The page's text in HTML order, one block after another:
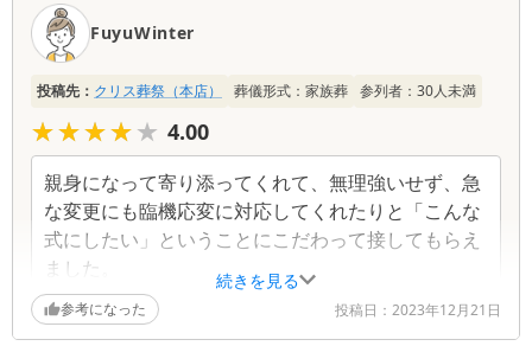
続きを見る
FuyuWinter
投稿先： クリス葬祭（本店） 葬儀形式： 家族葬 参列者： 30人未満
★★★★★
★★★★★ 4.00
親身になって寄り添ってくれて、無理強いせず、急
な変更にも臨機応変に対応してくれたりと「こんな
式にしたい」ということにこだわって接してもらえ
ました。
参考になった 投稿日： 2023年12月21日